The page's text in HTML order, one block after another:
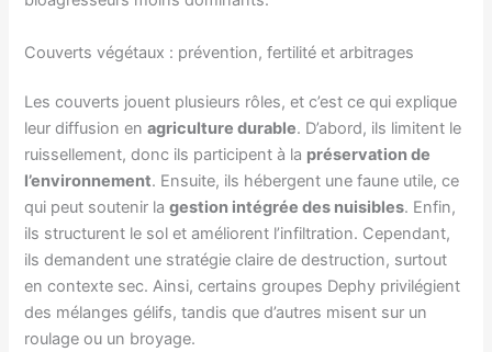
Couverts végétaux : prévention, fertilité et arbitrages
Les couverts jouent plusieurs rôles, et c’est ce qui explique
leur diffusion enagriculture durable. D’abord, ils limitent le
ruissellement, donc ils participent à la préservation de
l’environnement. Ensuite, ils hébergent une faune utile, ce
qui peut soutenir lagestion intégrée des nuisibles. Enfin,
ils structurent le sol et améliorent l’infiltration. Cependant,
ils demandent une stratégie claire de destruction, surtout
en contexte sec. Ainsi, certains groupes Dephy privilégient
des mélanges gélifs, tandis que d’autres misent sur un
roulage ou un broyage.